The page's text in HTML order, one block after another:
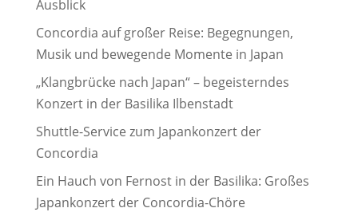
Ausblick
Concordia auf großer Reise: Begegnungen,
Musik und bewegende Momente in Japan
„Klangbrücke nach Japan“ – begeisterndes
Konzert in der Basilika Ilbenstadt
Shuttle-Service zum Japankonzert der
Concordia
Ein Hauch von Fernost in der Basilika: Großes
Japankonzert der Concordia-Chöre